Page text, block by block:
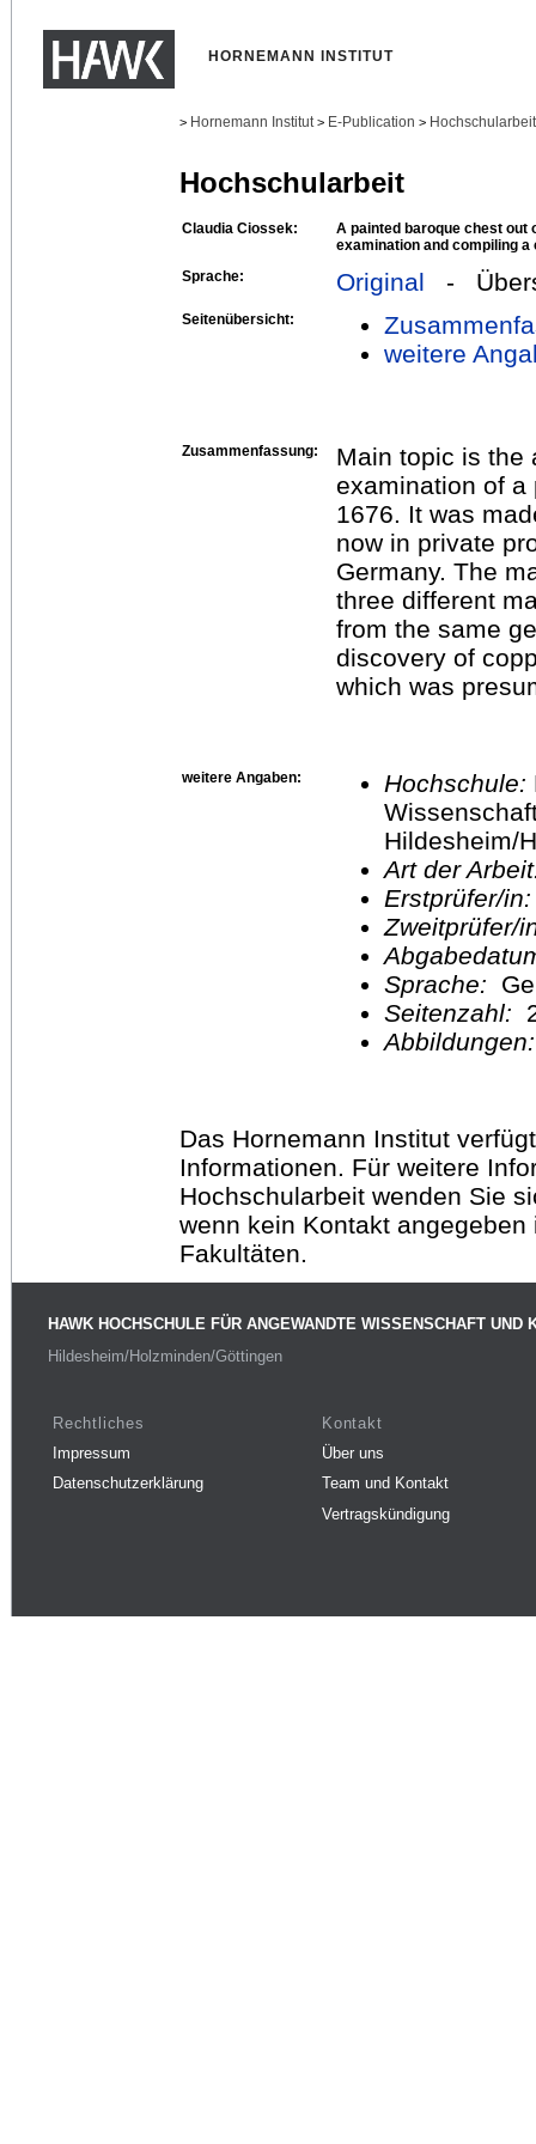
HORNEMANN INSTITUT
> Hornemann Institut > E-Publication >
Hochschularbeit
Claudia Ciossek:
A painted baroque chest out
examination and compiling
Sprache:
Original -
Seitenübersicht:
weitere
Zusammenfassung:
Main topic is the
examination of a
1676. It was
now in private
Germany. The
three different
from the same
discovery of
which was
weitere Angaben: Hochschule:
Hildesheim/
Art der
Erstprüfer/
Sprache:
Seitenzahl:
Das Hornemann Institut
Informationen. Für weitere
Hochschularbeit wenden Sie
wenn kein Kontakt
Fakultäten.
HAWK HOCHSCHULE FÜR ANGEWANDTE WISSENSCHAFT UND
Hildesheim/Holzminden/Göttingen
Rechtliches
Impressum
Datenschutzerklärung
Kontakt
Über uns
Team und Kontakt
Vertragskündigung